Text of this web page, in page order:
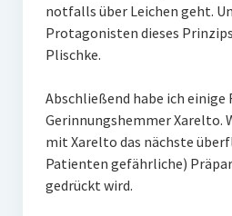
notfalls über Leichen geht.
Protagonisten dieses
Plischke.
Abschließend habe ich einige
Gerinnungshemmer Xarelto.
mit Xarelto das nächste
Patienten gefährliche)
gedrückt wird.